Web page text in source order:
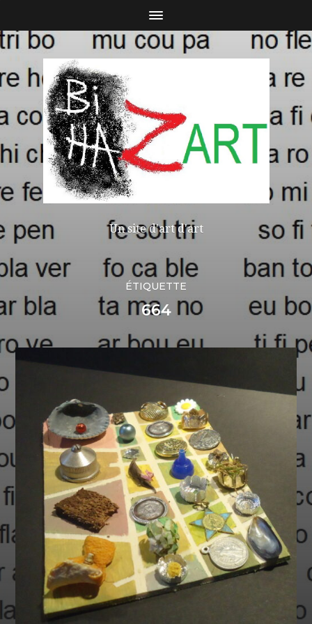
Un site d'art d'art
ÉTIQUETTE
664